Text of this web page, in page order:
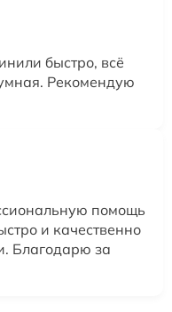
быстро, всё
Рекомендую
помощь
и качественно
Благодарю за